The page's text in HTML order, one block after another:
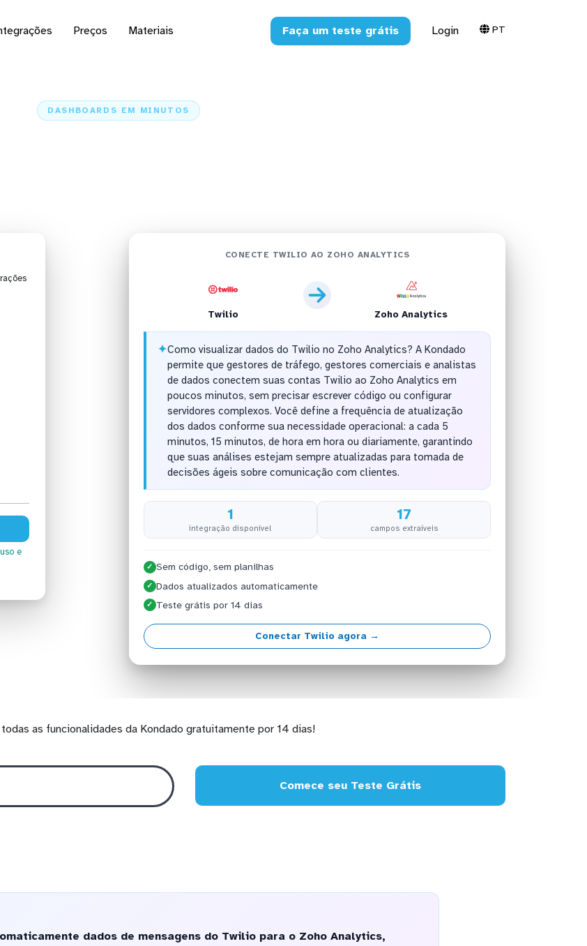
Preços Materiais Faça um teste grátis Login PT
DASHBOARDS EM MINUTOS
e
CONECTE TWILIO AO ZOHO ANALYTICS
Twilio Zoho Analytics
✦Como visualizar dados do Twilio no Zoho Analytics? A Kondado
permite que gestores de tráfego, gestores comerciais e analistas
de dados conectem suas contas Twilio ao Zoho Analytics em
poucos minutos, sem precisar escrever código ou configurar
servidores complexos. Você define a frequência de atualização
dos dados conforme sua necessidade operacional: a cada 5
minutos, 15 minutos, de hora em hora ou diariamente, garantindo
que suas análises estejam sempre atualizadas para tomada de
decisões ágeis sobre comunicação com clientes.
1
integração disponível
17
campos extraíveis
✓ Sem código, sem planilhas
✓ Dados atualizados automaticamente
✓ Teste grátis por 14 dias
Conectar Twilio agora →
as funcionalidades da Kondado gratuitamente por 14 dias!
Comece seu Teste Grátis
dados de mensagens do Twilio para o Zoho Analytics,